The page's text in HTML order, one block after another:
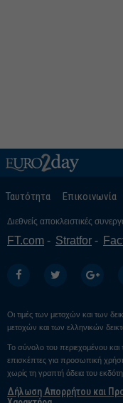
Ταυτότητα Επικοινωνία
Διεθνείς αποκλειστικές
FT.com Stratfor
Οι τιμές των μετοχών και των
μετοχών και των ελληνικών
Το σύνολο του περιεχομένου και
επισκέπτες για προσωπική
χωρίς τη γραπτή άδεια του εκδότη.
Δήλωση Απορρήτου και